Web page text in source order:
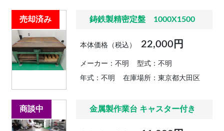
売却済み 鋳鉄製精密定盤 1000X1500
本体価格（税込） 22,000円
メーカー：不明 型式：不明
年式：不明 在庫場所：東京都大田区
商談中 金属製作業台 キャスター付き